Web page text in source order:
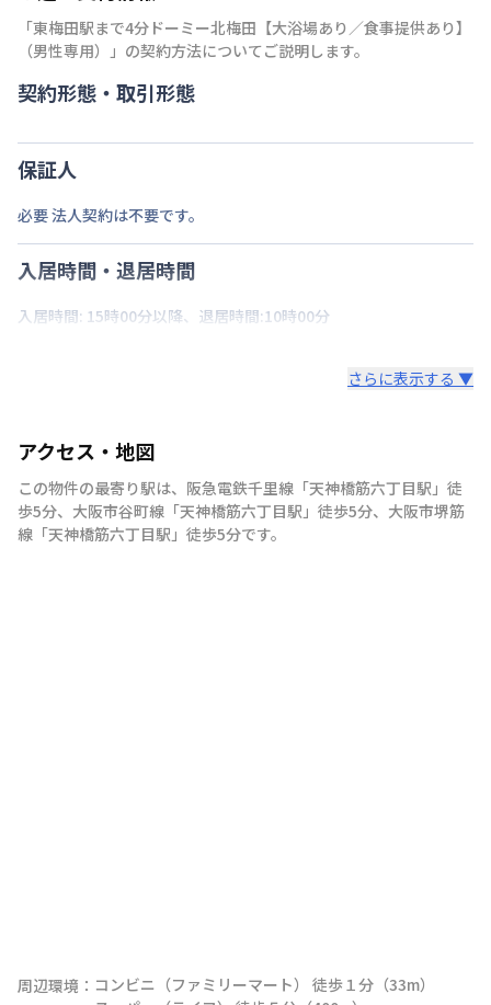
「東梅田駅まで4分ドーミー北梅田【大浴場あり／食事提供あり】
（男性専用）
」の契約方法についてご説明します。
契約形態・取引形態
保証人
必要 法人契約は不要です。
入居時間・退居時間
入居時間: 15時00分以降、退居時間:10時00分
さらに表示する ▼
アクセス・地図
この物件の最寄り駅は、 阪急電鉄千里線 「天神橋筋六丁目駅 」 徒
歩5分、 大阪市谷町線 「天神橋筋六丁目駅 」 徒歩5分、 大阪市堺筋
線 「天神橋筋六丁目駅 」 徒歩5分です。
周辺環境： コンビニ（ファミリーマート） 徒歩１分（33m）